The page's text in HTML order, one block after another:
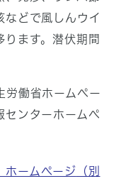
などで風しんウイ
ります。潜伏期間
働省ホームペー
センターホームペ
ホームページ （別